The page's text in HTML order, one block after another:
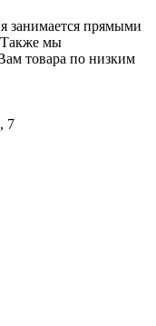
занимается прямыми
Также мы
товара по низким
7